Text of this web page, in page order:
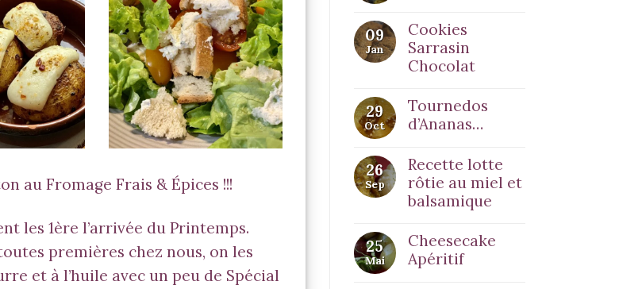
au Fromage Frais & Épices !!!
les 1ère l’arrivée du Printemps.
premières chez nous, on les
et à l’huile avec un peu de Spécial
09
Jan
Cookies
Sarrasin
Chocolat
29
Oct
Tournedos
d’Ananas…
26
Sep
Recette lotte
rôtie au miel et
balsamique
25
Mai
Cheesecake
Apéritif